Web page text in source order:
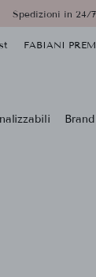
Spedizioni in 24/
FABIANI
Brand